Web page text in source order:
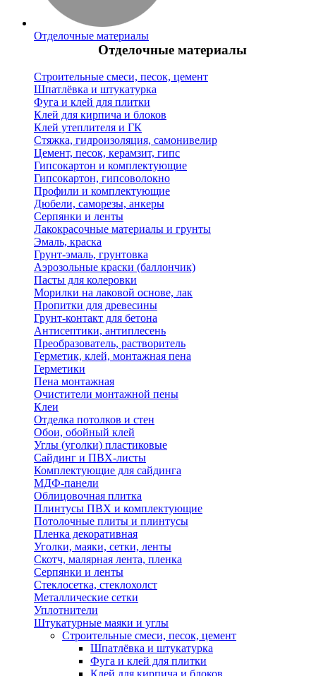
Отделочные материалы
Отделочные материалы
Строительные смеси, песок, цемент
Шпатлёвка и штукатурка
Фуга и клей для плитки
Клей для кирпича и блоков
Клей утеплителя и ГК
Стяжка, гидроизоляция, самонивелир
Цемент, песок, керамзит, гипс
Гипсокартон и комплектующие
Гипсокартон, гипсоволокно
Профили и комплектующие
Дюбели, саморезы, анкеры
Серпянки и ленты
Лакокрасочные материалы и грунты
Эмаль, краска
Грунт-эмаль, грунтовка
Аэрозольные краски (баллончик)
Пасты для колеровки
Морилки на лаковой основе, лак
Пропитки для древесины
Грунт-контакт для бетона
Антисептики, антиплесень
Преобразователь, растворитель
Герметик, клей, монтажная пена
Герметики
Пена монтажная
Очистители монтажной пены
Клеи
Отделка потолков и стен
Обои, обойный клей
Углы (уголки) пластиковые
Сайдинг и ПВХ-листы
Комплектующие для сайдинга
МДФ-панели
Облицовочная плитка
Плинтусы ПВХ и комплектующие
Потолочные плиты и плинтусы
Пленка декоративная
Уголки, маяки, сетки, ленты
Скотч, малярная лента, пленка
Серпянки и ленты
Стеклосетка, стеклохолст
Металлические сетки
Уплотнители
Штукатурные маяки и углы
Строительные смеси, песок, цемент
Шпатлёвка и штукатурка
Фуга и клей для плитки